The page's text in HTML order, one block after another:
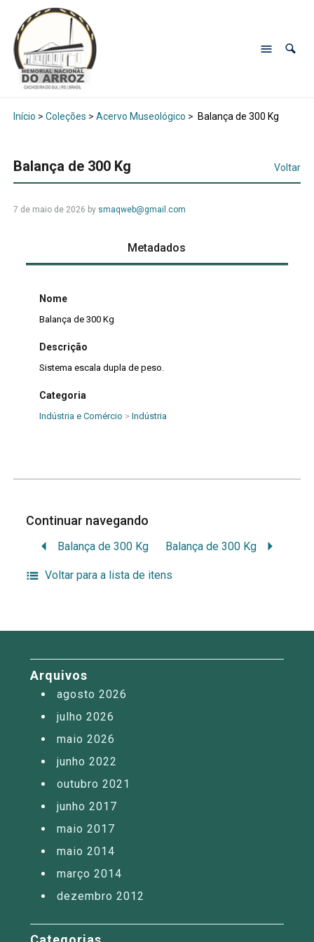
Início > Coleções > Acervo Museológico > Balança de 300 Kg
Balança de 300 Kg Voltar
7 de maio de 2026 by smaqweb@gmail.com
Metadados
Nome
Balança de 300 Kg
Descrição
Sistema escala dupla de peso.
Categoria
Indústria e Comércio > Indústria
Continuar navegando
Balança de 300 Kg Balança de 300 Kg
Voltar para a lista de itens
Arquivos
agosto 2026
julho 2026
maio 2026
junho 2022
outubro 2021
junho 2017
maio 2017
maio 2014
março 2014
dezembro 2012